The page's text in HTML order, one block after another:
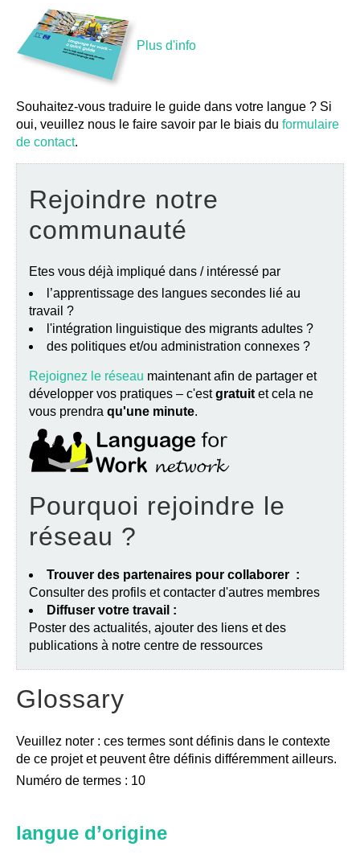
Plus d'info
Souhaitez-vous traduire le guide dans votre langue ? Si
oui, veuillez nous le faire savoir par le biais du formulaire
de contact.
Rejoindre notre
communauté
Etes vous déjà impliqué dans / intéressé par
l’apprentissage des langues secondes lié au
travail ?
l'intégration linguistique des migrants adultes ?
des politiques et/ou administration connexes ?
Rejoignez le réseau maintenant afin de partager et
développer vos pratiques – c'estgratuitet cela ne
vous prendra qu'une minute.
Pourquoi rejoindre le
réseau ?
Trouver des partenaires pour collaborer :
Consulter des profils et contacter d'autres membres
Diffuser votre travail :
Poster des actualités, ajouter des liens et des
publications à notre centre de ressources
Glossary
Veuillez noter : ces termes sont définis dans le contexte
de ce projet et peuvent être définis différemment ailleurs.
Numéro de termes : 10
langue d’origine